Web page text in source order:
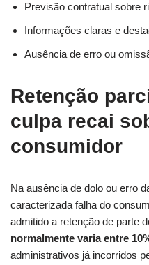
Previsão contratual sobre
Informações claras e
Ausência de erro ou
Retenção
culpa recai
consumidor
Na ausência de dolo ou erro
caracterizada falha do
admitido a retenção de parte
normalmente varia entre
administrativos já incorridos